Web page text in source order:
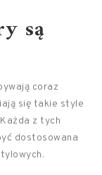
są
coraz
się takie style
z tych
dostosowana